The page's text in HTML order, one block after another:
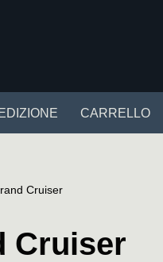
CARRELLO
Cruiser
Cruiser